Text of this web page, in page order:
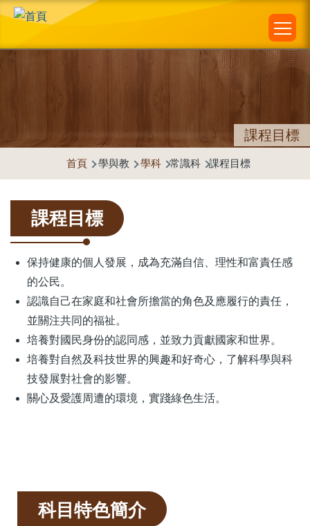
移至主內容
Main
課程目標
航
結
首頁 學與教 學科 常識科 課程目標
課程目標
保持健康的個人發展，成為充滿自信、理性和富責任感
的公民。
認識自己在家庭和社會所擔當的角色及應履行的責任，
並關注共同的福祉。
培養對國民身份的認同感，並致力貢獻國家和世界。
培養對自然及科技世界的興趣和好奇心，了解科學與科
技發展對社會的影響。
關心及愛護周遭的環境，實踐綠色生活。
科目特色簡介